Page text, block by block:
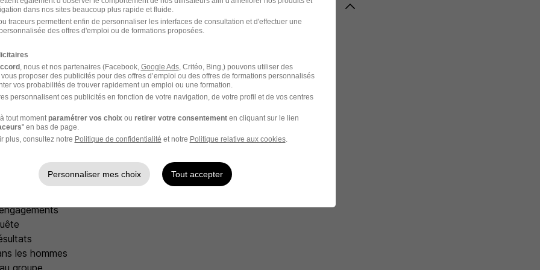
une expertise reconnus sur le marché
fortes
et des produits
le meilleur au quotidien
engagée et reconnue (Label « engagé RSE »)
professionnelle ambitieuse pour nos salariés
développement depuis 110 ans
stable
les hommes
groupe
dans nos sites beaucoup plus rapide et fluide.
traceurs permettent enfin de personnaliser les interfaces de consultation et d'effectuer une
des offres d'emploi ou de formations proposées.
, nous et nos partenaires (Facebook, Google Ads, Critéo, Bing,) pouvons utiliser des
proposer des publicités pour des offres d’emploi ou des offres de formations personnalisés
vos probabilités de trouver rapidement un emploi ou une formation.
personnalisent ces publicités en fonction de votre navigation, de votre profil et de vos centres
tout moment paramétrer vos choix ou retirer votre consentementen cliquant sur le lien
" en bas de page.
plus, consultez notre Politique de confidentialité et notre Politique relative aux cookies.
Personnaliser mes choix Tout accepter